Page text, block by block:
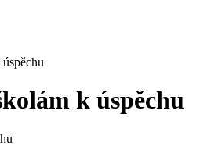
k úspěchu